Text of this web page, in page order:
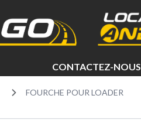
CONTACTEZ-NOUS
FOURCHE POUR LOADER